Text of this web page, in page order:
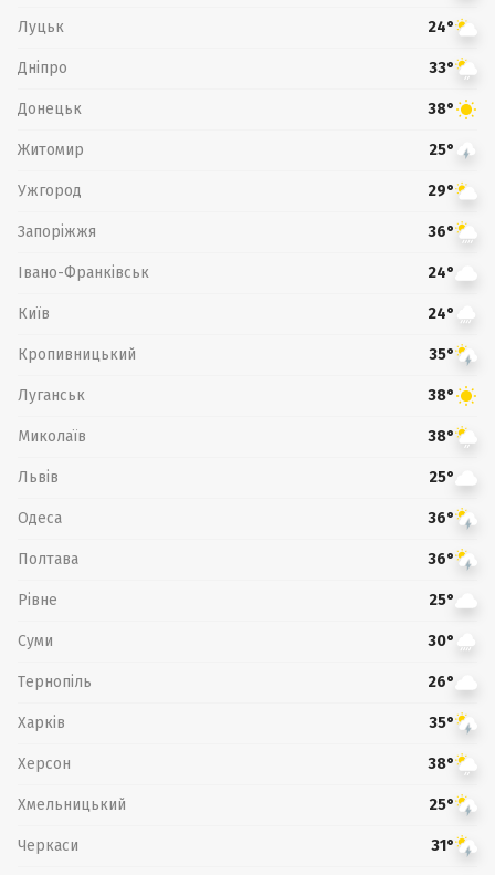
Луцьк 24°
Дніпро 33°
Донецьк 38°
Житомир 25°
Ужгород 29°
Запоріжжя 36°
Івано-Франківськ 24°
Київ 24°
Кропивницький 35°
Луганськ 38°
Миколаїв 38°
Львів 25°
Одеса 36°
Полтава 36°
Рівне 25°
Суми 30°
Тернопіль 26°
Харків 35°
Херсон 38°
Хмельницький 25°
Черкаси 31°